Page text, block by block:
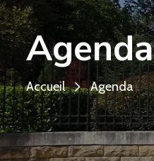
Agenda
Accueil Agenda